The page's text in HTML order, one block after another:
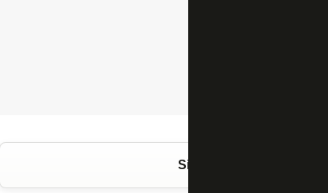
Siga o FogãoNET